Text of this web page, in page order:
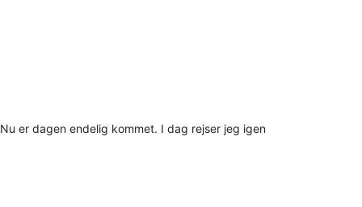
Nu er dagen endelig kommet. I dag rejser jeg igen